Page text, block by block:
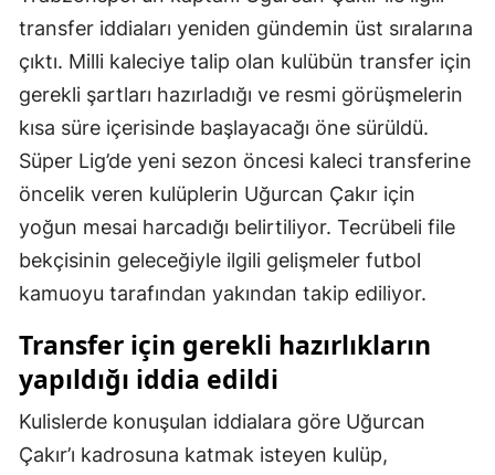
Hatay
Isparta
Mersin
İstanbul
İzmir
Kars
Kayseri
Kırklareli
Kırşehir
transfer iddiaları yeniden gündemin üst sıralarına
çıktı. Milli kaleciye talip olan kulübün transfer için
gerekli şartları hazırladığı ve resmi görüşmelerin
kısa süre içerisinde başlayacağı öne sürüldü.
Süper Lig’de yeni sezon öncesi kaleci transferine
öncelik veren kulüplerin Uğurcan Çakır için
yoğun mesai harcadığı belirtiliyor. Tecrübeli file
bekçisinin geleceğiyle ilgili gelişmeler futbol
kamuoyu tarafından yakından takip ediliyor.
Transfer için gerekli hazırlıkların
yapıldığı iddia edildi
Kulislerde konuşulan iddialara göre Uğurcan
Çakır’ı kadrosuna katmak isteyen kulüp,